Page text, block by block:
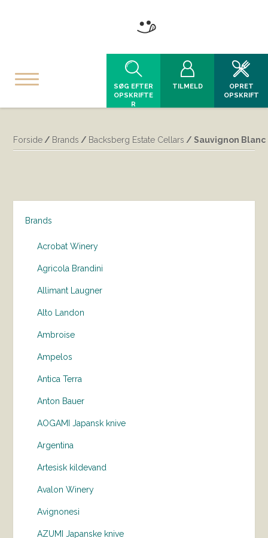
SØG EFTER
OPSKRIFTE
R
TILMELD
OPRET
OPSKRIFT
Forside / Brands / Backsberg Estate Cellars / Sauvignon
Brands
Acrobat Winery
Agricola Brandini
Allimant Laugner
Alto Landon
Ambroise
Ampelos
Antica Terra
Anton Bauer
AOGAMI Japansk knive
Argentina
Artesisk kildevand
Avalon Winery
Avignonesi
AZUMI Japanske knive